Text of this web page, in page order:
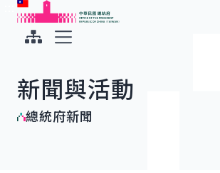
跳到主要內容
中華民國總統府
新聞與活動
總統府新聞